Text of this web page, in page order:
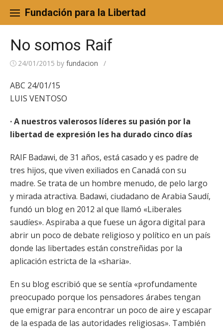
content
Fundación para la Libertad
No somos Raif
24/01/2015 by fundacion /
ABC 24/01/15
LUIS VENTOSO
· A nuestros valerosos líderes su pasión por la
libertad de expresión les ha durado cinco días
RAIF Badawi, de 31 años, está casado y es padre de
tres hijos, que viven exiliados en Canadá con su
madre. Se trata de un hombre menudo, de pelo largo
y mirada atractiva. Badawi, ciudadano de Arabia Saudí,
fundó un blog en 2012 al que llamó «Liberales
saudíes». Aspiraba a que fuese un ágora digital para
abrir un poco de debate religioso y político en un país
donde las libertades están constreñidas por la
aplicación estricta de la «sharia».
En su blog escribió que se sentía «profundamente
preocupado porque los pensadores árabes tengan
que emigrar para encontrar un poco de aire y escapar
de la espada de las autoridades religiosas». También